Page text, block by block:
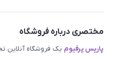
مختصری درباره فروشگاه
پاریس پرفیوم یک فروشگاه آنلاین